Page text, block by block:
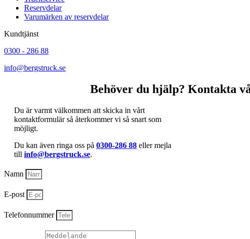
Reservdelar
Varumärken av reservdelar
Kundtjänst
0300 - 286 88
info@bergstruck.se
Behöver du hjälp? Kontakta
Du är varmt välkommen att skicka in vårt
kontaktformulär så återkommer vi så snart som
möjligt.
Du kan även ringa oss på 0300-286 88 eller mejla
till info@bergstruck.se.
Namn
E-post
Telefonnummer